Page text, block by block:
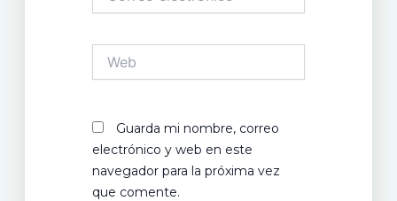
Guarda mi nombre, correo
electrónico y web en este
navegador para la próxima vez
que comente.